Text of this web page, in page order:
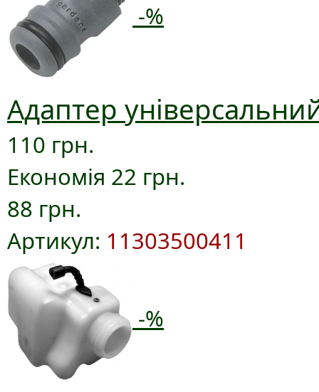
-%
Адаптер
110 грн.
Економія 22 грн.
88 грн.
Артикул: 11303500411
-%